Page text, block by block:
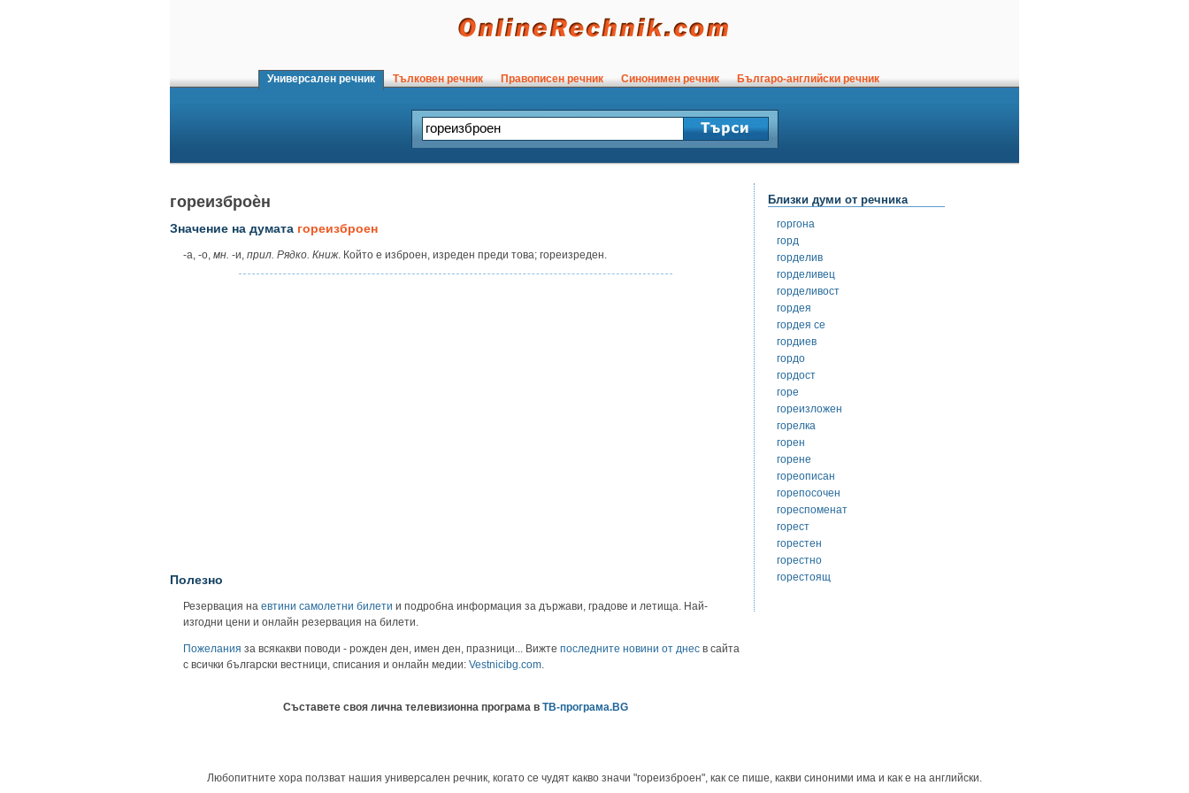
Универсален речник Тълковен речник Правописен речник Синонимен речник Българо-английски речник
гореизброѐн
Значение на думата гореизброен
‑а, ‑о, мн. ‑и, прил. Рядко. Книж. Който е изброен, изреден преди това; гореизреден.
Полезно
Резервация на евтини самолетни билети и подробна информация за държави, градове и летища. Най-
изгодни цени и онлайн резервация на билети.
Пожелания за всякакви поводи - рожден ден, имен ден, празници... Вижте последните новини от днес в сайта
с всички български вестници, списания и онлайн медии: Vestnicibg.com
Съставете своя лична телевизионна програма в ТВ-програма.BG
Близки думи от речника
горгона
горд
горделив
горделивец
горделивост
гордея
гордея се
гордиев
гордо
гордост
горе
гореизложен
горелка
горен
горене
гореописан
горепосочен
гореспоменат
горест
горестен
горестно
горестоящ
Любопитните хора ползват нашия универсален речник, когато се чудят какво значи "гореизброен", как се пише, какви синоними има и как е на английски.